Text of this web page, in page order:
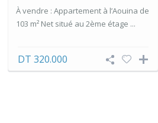
À vendre : Appartement à l’Aouina de
103 m² Net situé au 2ème étage ...
DT 320.000